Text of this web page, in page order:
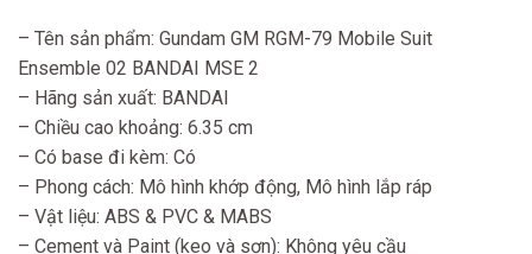
– Tên sản phẩm: Gundam GM RGM-79 Mobile Suit
Ensemble 02 BANDAI MSE 2
– Hãng sản xuất: BANDAI
– Chiều cao khoảng: 6.35 cm
– Có base đi kèm: Có
– Phong cách: Mô hình khớp động, Mô hình lắp ráp
– Vật liệu: ABS & PVC & MABS
– Cement và Paint (keo và sơn): Không yêu cầu